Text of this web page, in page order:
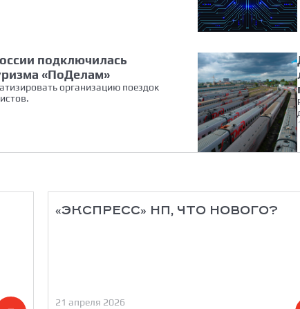
подключилась
«ПоДелам»
организацию поездок
«ЭКСПРЕСС» НП, ЧТО НОВОГО?
21 апреля 2026